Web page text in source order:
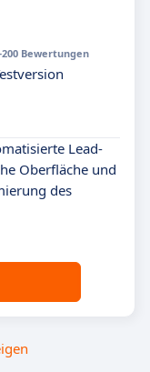
Bewertungen
Lead-
Oberfläche und
des